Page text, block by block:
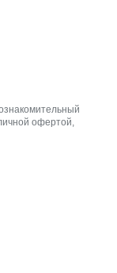
офертой,